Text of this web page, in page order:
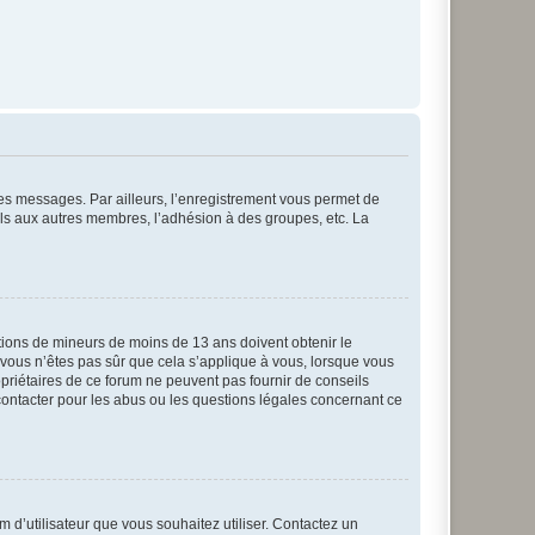
messages. Par ailleurs, l’enregistrement vous permet de
autres membres, l’adhésion à des groupes, etc. La
de mineurs de moins de 13 ans doivent obtenir le
n’êtes pas sûr que cela s’applique à vous, lorsque vous
de ce forum ne peuvent pas fournir de conseils
pour les abus ou les questions légales concernant ce
d’utilisateur que vous souhaitez utiliser. Contactez un